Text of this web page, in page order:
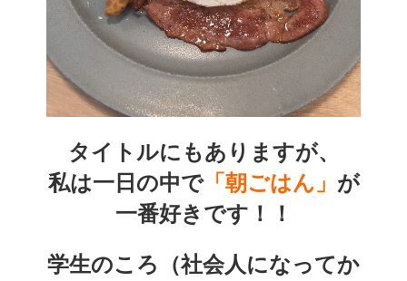
タイトルにもありますが、
私は一日の中で「朝ごはん」 が
一番好きです！！
学生のころ（社会人になってか